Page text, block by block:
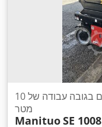
במת הרמה מספריים בגובה עבודה של 10
מטר
ManituoSE 1008